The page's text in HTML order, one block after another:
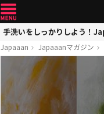
手洗いをしっかりしよう！
Japaaan Japaaanマガジン